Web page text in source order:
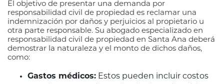
El objetivo de presentar una demanda por
responsabilidad civil de propiedad es reclamar una
indemnización por daños y perjuicios al propietario u
otra parte responsable. Su abogado especializado en
responsabilidad civil de propiedad en Santa Ana deberá
demostrar la naturaleza y el monto de dichos daños,
como:
Gastos médicos: Estos pueden incluir costos